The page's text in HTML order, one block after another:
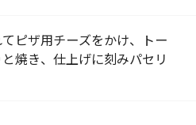
ピザ用チーズをかけ、トー
焼き、仕上げに刻みパセリ